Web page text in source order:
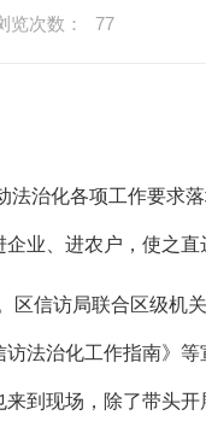
览次数： 77
治化各项工作要求
业、进农户，使之直
区信访局联合区级机
法治化工作指南》等
到现场，除了带头